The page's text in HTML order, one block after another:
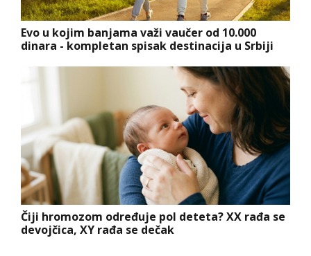
Evo u kojim banjama važi vaučer od 10.000
dinara - kompletan spisak destinacija u Srbiji
Čiji hromozom određuje pol deteta? XX rađa se
devojčica, XY rađa se dečak